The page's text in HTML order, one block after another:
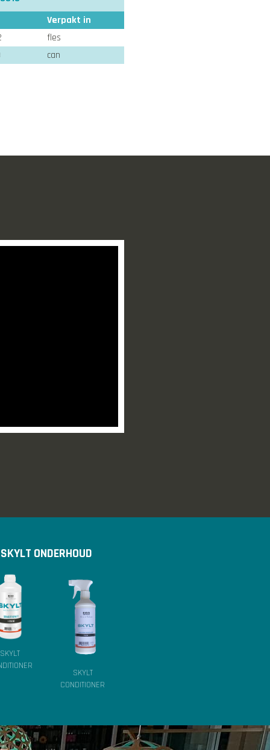
Verpakt in
fles
can
SKYLT ONDERHOUD
SKYLT
SKYLT
CONDITIONER